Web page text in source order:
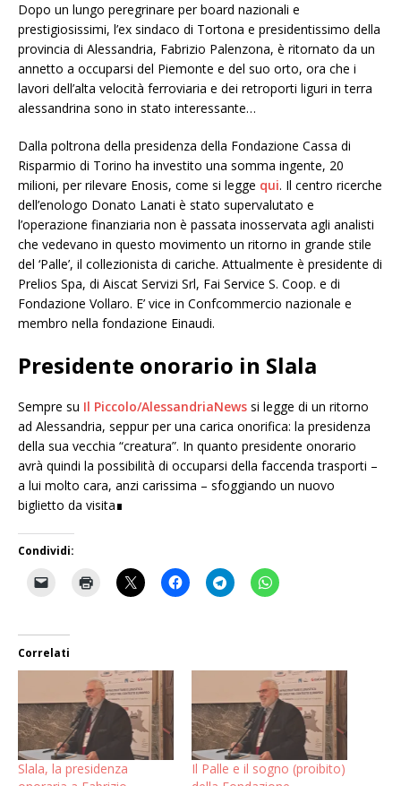
Dopo un lungo peregrinare per board nazionali e
prestigiosissimi, l’ex sindaco di Tortona e presidentissimo della
provincia di Alessandria, Fabrizio Palenzona, è ritornato da un
annetto a occuparsi del Piemonte e del suo orto, ora che i
lavori dell’alta velocità ferroviaria e dei retroporti liguri in terra
alessandrina sono in stato interessante…
Dalla poltrona della presidenza della Fondazione Cassa di
Risparmio di Torino ha investito una somma ingente, 20
milioni, per rilevare Enosis, come si legge qui. Il centro ricerche
dell’enologo Donato Lanati è stato supervalutato e
l’operazione finanziaria non è passata inosservata agli analisti
che vedevano in questo movimento un ritorno in grande stile
del ‘Palle’, il collezionista di cariche. Attualmente è presidente di
Prelios Spa, di Aiscat Servizi Srl, Fai Service S. Coop. e di
Fondazione Vollaro. E’ vice in Confcommercio nazionale e
membro nella fondazione Einaudi.
Presidente onorario in Slala
Sempre su Il Piccolo/AlessandriaNews si legge di un ritorno
ad Alessandria, seppur per una carica onorifica: la presidenza
della sua vecchia “creatura”. In quanto presidente onorario
avrà quindi la possibilità di occuparsi della faccenda trasporti –
a lui molto cara, anzi carissima – sfoggiando un nuovo
biglietto da visita∎
Condividi:
Correlati
Slala, la presidenza
Il Palle e il sogno (proibito)